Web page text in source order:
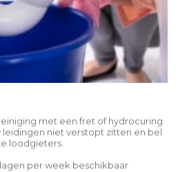
met een fret of hydrocuring
leidingen niet verstopt zitten en bel
loodgieters.
per week beschikbaar